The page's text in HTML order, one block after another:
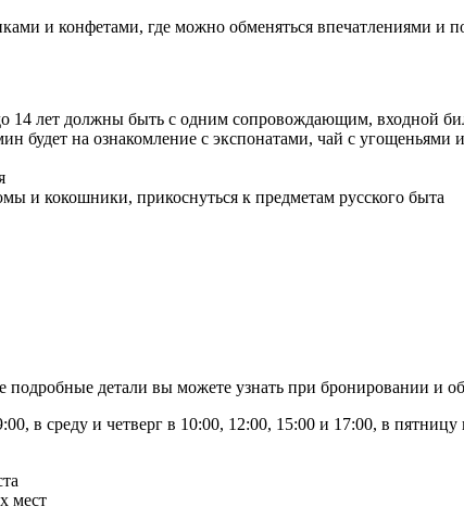
и конфетами, где можно обменяться впечатлениями и
14 лет должны быть с одним сопровождающим, входной
будет на ознакомление с экспонатами, чай с угощеньями
и кокошники, прикоснуться к предметам русского быта
детали вы можете узнать при бронировании и
в среду и четверг в 10:00, 12:00, 15:00 и 17:00, в
мест